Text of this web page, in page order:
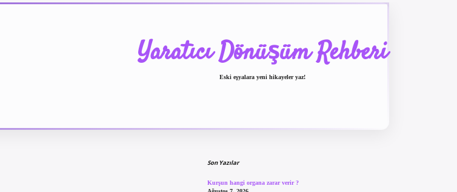
Yaratıcı Dönüşüm Rehberi
Eski eşyalara yeni hikayeler yaz!
Son Yazılar
Kurşun hangi organa zarar verir ?